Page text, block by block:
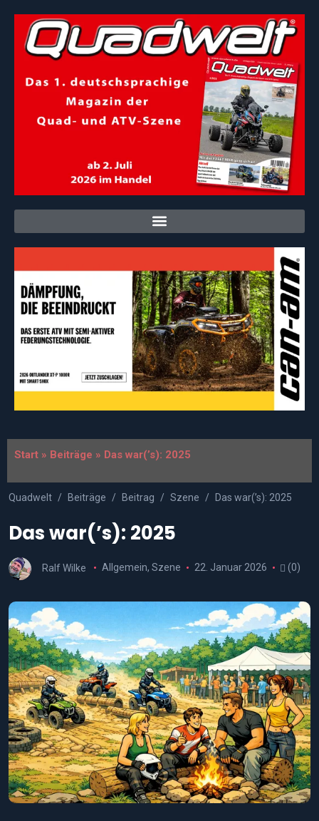
Start » Beiträge » Das war(’s): 2025
Quadwelt Beiträge Beitrag Szene Das war(’s): 2025
Das war(’s): 2025
Ralf Wilke Allgemein, Szene 22. Januar 2026 (0)